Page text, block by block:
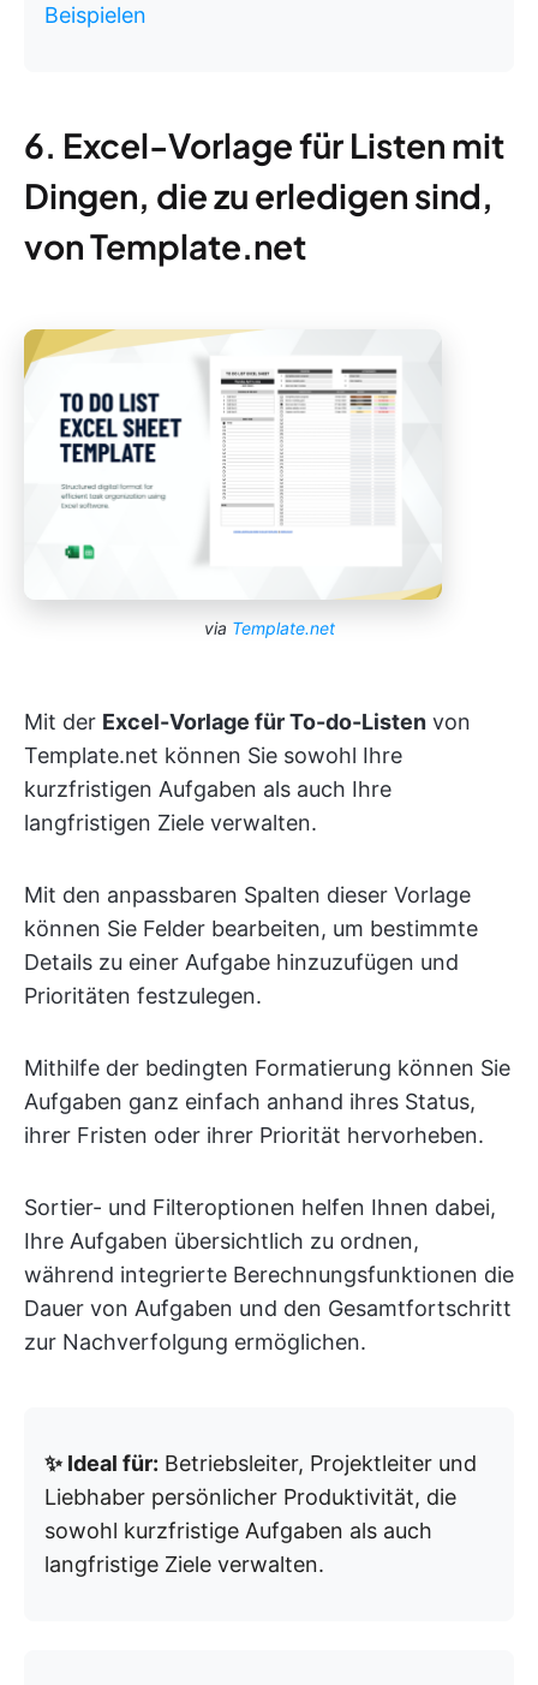
Beispielen
6. Excel-Vorlage für Listen mit
Dingen, die zu erledigen sind,
von Template.net
via Template.net
Mit der Excel-Vorlage für To-do-Listen von
Template.net können Sie sowohl Ihre
kurzfristigen Aufgaben als auch Ihre
langfristigen Ziele verwalten.
Mit den anpassbaren Spalten dieser Vorlage
können Sie Felder bearbeiten, um bestimmte
Details zu einer Aufgabe hinzuzufügen und
Prioritäten festzulegen.
Mithilfe der bedingten Formatierung können Sie
Aufgaben ganz einfach anhand ihres Status,
ihrer Fristen oder ihrer Priorität hervorheben.
Sortier- und Filteroptionen helfen Ihnen dabei,
Ihre Aufgaben übersichtlich zu ordnen,
während integrierte Berechnungsfunktionen die
Dauer von Aufgaben und den Gesamtfortschritt
zur Nachverfolgung ermöglichen.
✨ Ideal für: Betriebsleiter, Projektleiter und
Liebhaber persönlicher Produktivität, die
sowohl kurzfristige Aufgaben als auch
langfristige Ziele verwalten.